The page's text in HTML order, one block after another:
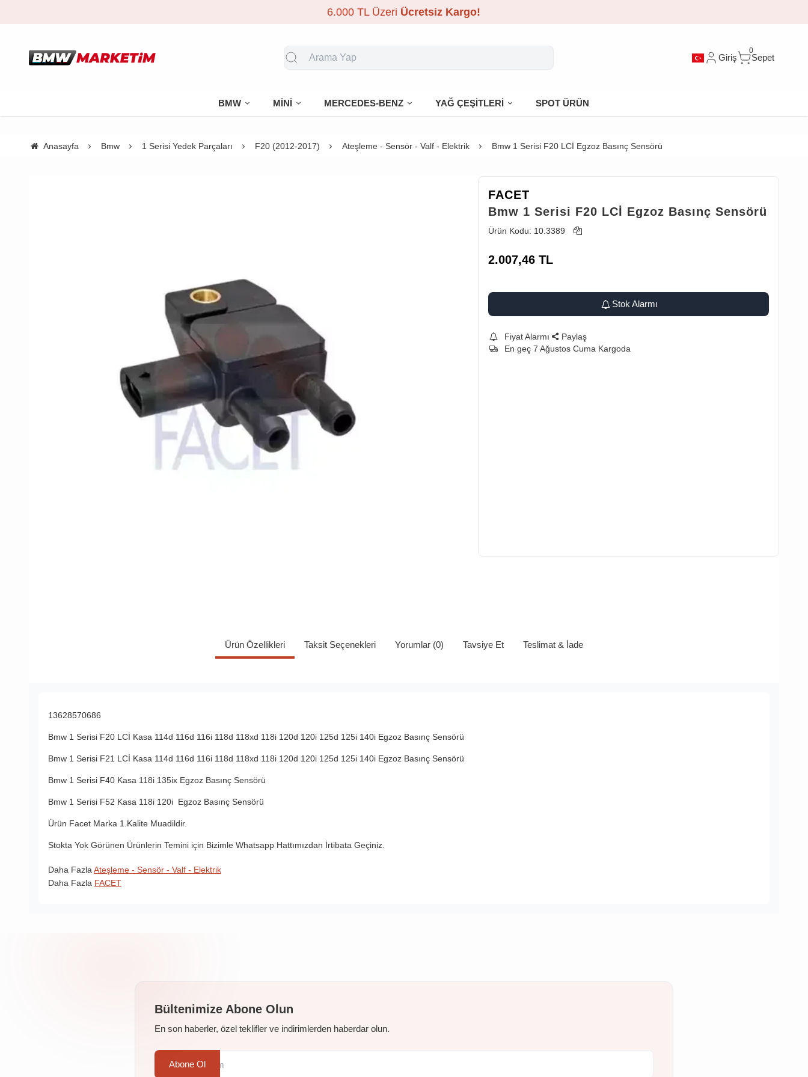
6.000 TL Üzeri Ücretsiz Kargo!
Giriş
0
Sepet
BMW MİNİ MERCEDES-BENZ YAĞ ÇEŞİTLERİ SPOT ÜRÜN
Anasayfa Bmw 1 Serisi Yedek Parçaları F20 (2012-2017) Ateşleme - Sensör - Valf - Elektrik Bmw 1 Serisi F20 LCİ Egzoz Basınç Sensörü
FACET
Bmw 1 Serisi F20 LCİ Egzoz Basınç Sensörü
Ürün Kodu: 10.3389
2.007,46 TL
Stok Alarmı
Fiyat Alarmı
Paylaş
En geç 7 Ağustos Cuma Kargoda
Ürün Özellikleri Taksit Seçenekleri Yorumlar (0) Tavsiye Et Teslimat & İade
13628570686
Bmw 1 Serisi F20 LCİ Kasa 114d 116d 116i 118d 118xd 118i 120d 120i 125d 125i 140i Egzoz Basınç Sensörü
Bmw 1 Serisi F21 LCİ Kasa 114d 116d 116i 118d 118xd 118i 120d 120i 125d 125i 140i Egzoz Basınç Sensörü
Bmw 1 Serisi F40 Kasa 118i 135ix Egzoz Basınç Sensörü
Bmw 1 Serisi F52 Kasa 118i 120i Egzoz Basınç Sensörü
Ürün Facet Marka 1.Kalite Muadildir.
Stokta Yok Görünen Ürünlerin Temini için Bizimle Whatsapp Hattımızdan İrtibata Geçiniz.
Daha Fazla Ateşleme - Sensör - Valf - Elektrik
Daha Fazla FACET
Bültenimize Abone Olun
En son haberler, özel teklifler ve indirimlerden haberdar olun.
Abone Ol